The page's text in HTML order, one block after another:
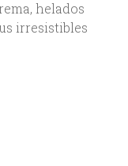
helados
irresistibles